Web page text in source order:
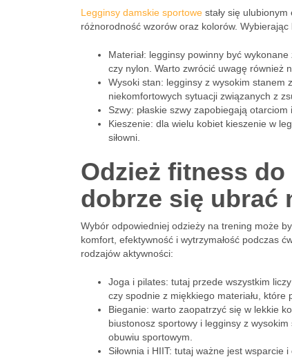
Legginsy damskie sportowe stały się
różnorodność wzorów oraz kolorów.
Materiał: legginsy powinny być
czy nylon. Warto zwrócić uwagę również
Wysoki stan: legginsy z wysokim stanem
niekomfortowych sytuacji związanych z
Szwy: płaskie szwy zapobiegają
Kieszenie: dla wielu kobiet kieszenie w
siłowni.
Odzież fitness
dobrze się ubrać
Wybór odpowiedniej odzieży na trening może
komfort, efektywność i wytrzymałość podczas
rodzajów aktywności:
Joga i pilates: tutaj przede wszystkim
czy spodnie z miękkiego materiału, które
Bieganie: warto zaopatrzyć się w lekkie
biustonosz sportowy i legginsy z
obuwiu sportowym.
Siłownia i HIIT: tutaj ważne jest